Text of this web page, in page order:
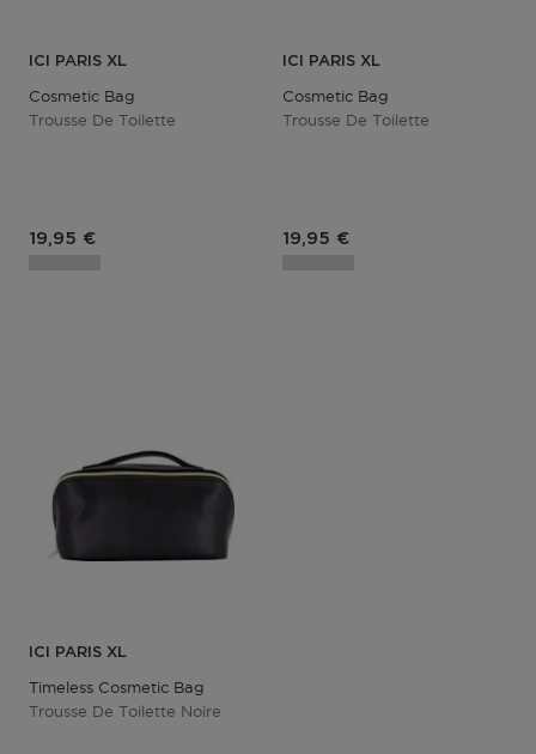
ICI PARIS XL
Cosmetic Bag
Trousse De Toilette
Prix du produit
19,95 €
ICI PARIS XL
Cosmetic Bag
Trousse De Toilette
Prix du produit
19,95 €
ICI PARIS XL
Timeless Cosmetic Bag
Trousse De Toilette Noire